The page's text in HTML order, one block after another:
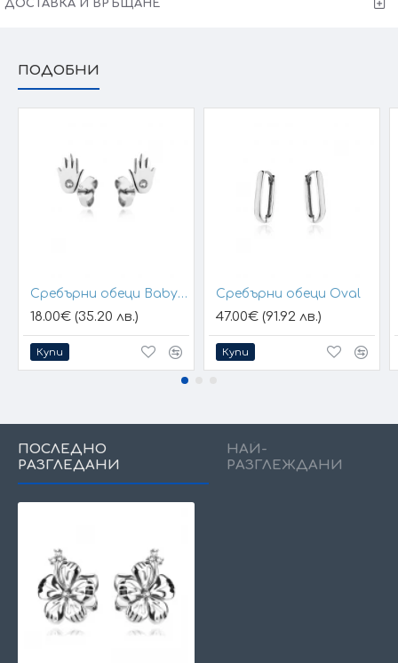
ДОСТАВКА И ВРЪЩАНЕ
ПОДОБНИ
Сребърни обеци Baby Hands
18.00€ (35.20 лв.)
Купи
Сребърни обеци Oval
47.00€ (91.92 лв.)
Купи
ПОСЛЕДНО
РАЗГЛЕДАНИ
НАЙ-
РАЗГЛЕЖДАНИ